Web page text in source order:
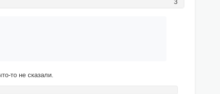
3
то не сказали.